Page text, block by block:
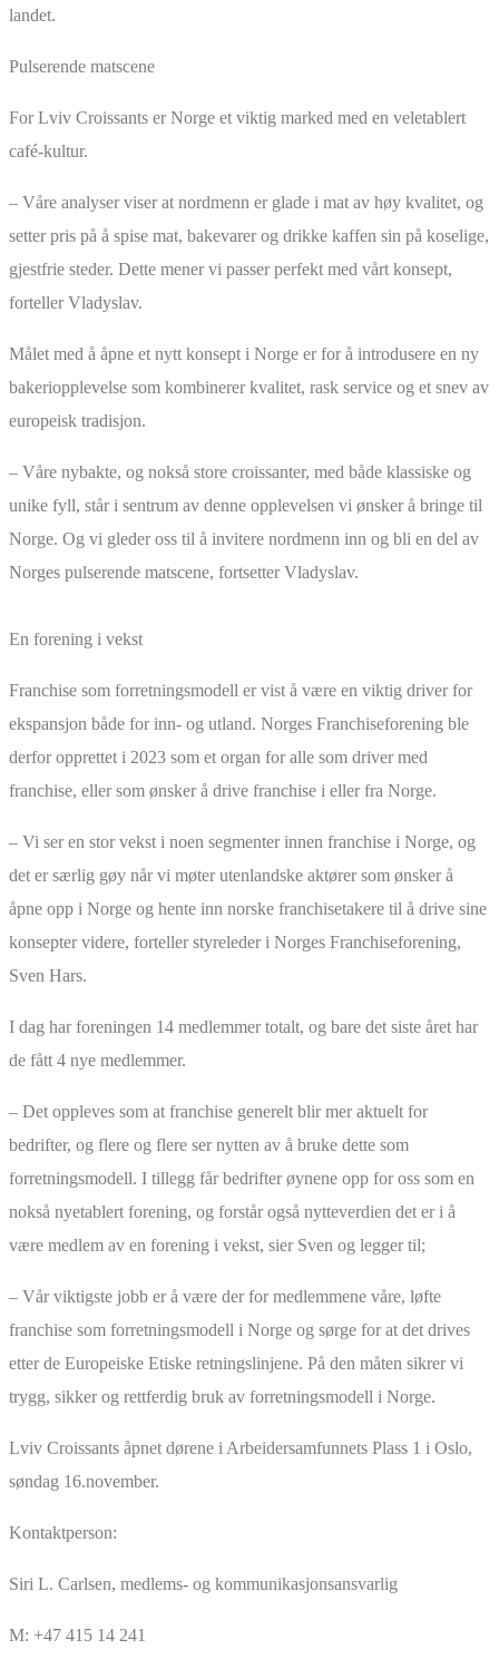
landet.
Pulserende matscene
For Lviv Croissants er Norge et viktig marked med en veletablert
café-kultur.
– Våre analyser viser at nordmenn er glade i mat av høy kvalitet, og
setter pris på å spise mat, bakevarer og drikke kaffen sin på koselige,
gjestfrie steder. Dette mener vi passer perfekt med vårt konsept,
forteller Vladyslav.
Målet med å åpne et nytt konsept i Norge er for å introdusere en ny
bakeriopplevelse som kombinerer kvalitet, rask service og et snev av
europeisk tradisjon.
– Våre nybakte, og nokså store croissanter, med både klassiske og
unike fyll, står i sentrum av denne opplevelsen vi ønsker å bringe til
Norge. Og vi gleder oss til å invitere nordmenn inn og bli en del av
Norges pulserende matscene, fortsetter Vladyslav.
En forening i vekst
Franchise som forretningsmodell er vist å være en viktig driver for
ekspansjon både for inn- og utland. Norges Franchiseforening ble
derfor opprettet i 2023 som et organ for alle som driver med
franchise, eller som ønsker å drive franchise i eller fra Norge.
– Vi ser en stor vekst i noen segmenter innen franchise i Norge, og
det er særlig gøy når vi møter utenlandske aktører som ønsker å
åpne opp i Norge og hente inn norske franchisetakere til å drive sine
konsepter videre, forteller styreleder i Norges Franchiseforening,
Sven Hars.
I dag har foreningen 14 medlemmer totalt, og bare det siste året har
de fått 4 nye medlemmer.
– Det oppleves som at franchise generelt blir mer aktuelt for
bedrifter, og flere og flere ser nytten av å bruke dette som
forretningsmodell. I tillegg får bedrifter øynene opp for oss som en
nokså nyetablert forening, og forstår også nytteverdien det er i å
være medlem av en forening i vekst, sier Sven og legger til;
– Vår viktigste jobb er å være der for medlemmene våre, løfte
franchise som forretningsmodell i Norge og sørge for at det drives
etter de Europeiske Etiske retningslinjene. På den måten sikrer vi
trygg, sikker og rettferdig bruk av forretningsmodell i Norge.
Lviv Croissants åpnet dørene i Arbeidersamfunnets Plass 1 i Oslo,
søndag 16.november.
Kontaktperson:
Siri L. Carlsen, medlems- og kommunikasjonsansvarlig
M: +47 415 14 241